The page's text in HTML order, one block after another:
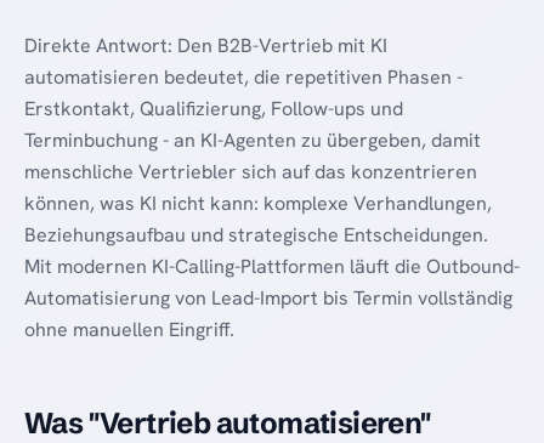
Direkte Antwort: Den B2B-Vertrieb mit KI
automatisieren bedeutet, die repetitiven Phasen -
Erstkontakt, Qualifizierung, Follow-ups und
Terminbuchung - an KI-Agenten zu übergeben, damit
menschliche Vertriebler sich auf das konzentrieren
können, was KI nicht kann: komplexe Verhandlungen,
Beziehungsaufbau und strategische Entscheidungen.
Mit modernen KI-Calling-Plattformen läuft die Outbound-
Automatisierung von Lead-Import bis Termin vollständig
ohne manuellen Eingriff.
Was "Vertrieb automatisieren"